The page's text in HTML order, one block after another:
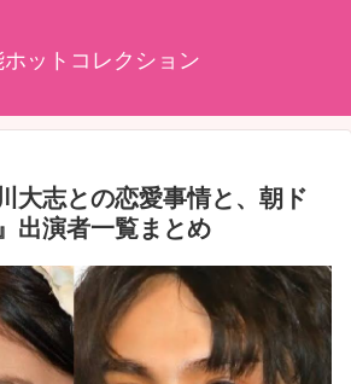
ットコレクション
大志との恋愛事情と、朝ド
出演者一覧まとめ